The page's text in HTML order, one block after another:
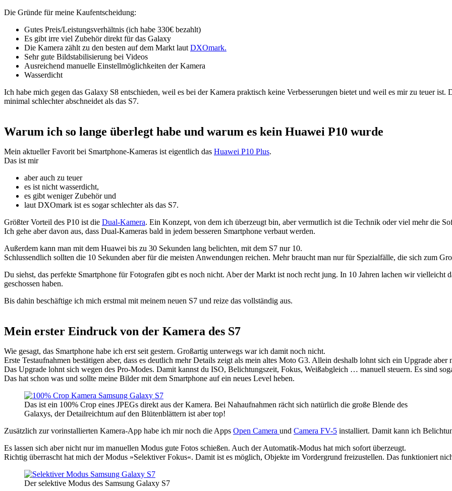
Die Gründe für meine Kaufentscheidung:
Gutes Preis/Leistungsverhältnis (ich habe 330€ bezahlt)
Es gibt irre viel Zubehör direkt für das Galaxy
Die Kamera zählt zu den besten auf dem Markt laut DXOmark.
Sehr gute Bildstabilisierung bei Videos
Ausreichend manuelle Einstellmöglichkeiten der Kamera
Wasserdicht
Ich habe mich gegen das Galaxy S8 entschieden, weil es bei der Kamera praktisch keine Verbesserungen bietet und weil es mir zu teuer
minimal schlechter abschneidet als das S7.
Warum ich so lange überlegt habe und warum es kein Huawei P10 wurde
Mein aktueller Favorit bei Smartphone-Kameras ist eigentlich das Huawei P10 Plus.
Das ist mir
aber auch zu teuer
es ist nicht wasserdicht,
es gibt weniger Zubehör und
laut DXOmark ist es sogar schlechter als das S7.
Größter Vorteil des P10 ist die Dual-Kamera. Ein Konzept, von dem ich überzeugt bin, aber vermutlich ist die Technik oder viel mehr die
Ich gehe aber davon aus, dass Dual-Kameras bald in jedem besseren Smartphone verbaut werden.
Außerdem kann man mit dem Huawei bis zu 30 Sekunden lang belichten, mit dem S7 nur 10.
Schlussendlich sollten die 10 Sekunden aber für die meisten Anwendungen reichen. Mehr braucht man nur für Spezialfälle, die sich zum
Du siehst, das perfekte Smartphone für Fotografen gibt es noch nicht. Aber der Markt ist noch recht jung. In 10 Jahren lachen wir vielleicht
geschossen haben.
Bis dahin beschäftige ich mich erstmal mit meinem neuen S7 und reize das vollständig aus.
Mein erster Eindruck von der Kamera des S7
Wie gesagt, das Smartphone habe ich erst seit gestern. Großartig unterwegs war ich damit noch nicht.
Erste Testaufnahmen bestätigen aber, dass es deutlich mehr Details zeigt als mein altes Moto G3. Allein deshalb lohnt sich ein Upgrade aber
Das Upgrade lohnt sich wegen des Pro-Modes. Damit kannst du ISO, Belichtungszeit, Fokus, Weißabgleich … manuell steuern. Es sind
Das hat schon was und sollte meine Bilder mit dem Smartphone auf ein neues Level heben.
Das ist ein 100% Crop eines JPEGs direkt aus der Kamera. Bei Nahaufnahmen rächt sich natürlich die große Blende des
Galaxys, der Detailreichtum auf den Blütenblättern ist aber top!
Zusätzlich zur vorinstallierten Kamera-App habe ich mir noch die Apps Open Camera und Camera FV-5 installiert. Damit kann ich
Es lassen sich aber nicht nur im manuellen Modus gute Fotos schießen. Auch der Automatik-Modus hat mich sofort überzeugt.
Richtig überrascht hat mich der Modus »Selektiver Fokus«. Damit ist es möglich, Objekte im Vordergrund freizustellen. Das funktioniert
Der selektive Modus des Samsung Galaxy S7